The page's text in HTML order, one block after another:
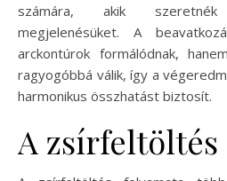
számára, akik
megjelenésüket. A
arckontúrok formálódnak,
ragyogóbbá válik, így a
harmonikus összhatást biztosít.
A zsírfeltöltés